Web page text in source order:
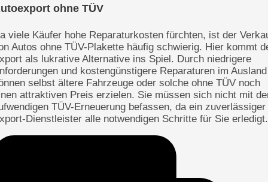
ohne TÜV
viele Käufer hohe Reparaturkosten fürchten, ist der
Autos ohne TÜV-Plakette häufig schwierig. Hier kommt
als lukrative Alternative ins Spiel. Durch niedrigere
und kostengünstigere Reparaturen im Ausland
selbst ältere Fahrzeuge oder solche ohne TÜV noch
attraktiven Preis erzielen. Sie müssen sich nicht mit
TÜV-Erneuerung befassen, da ein zuverlässiger
Dienstleister alle notwendigen Schritte für Sie erledigt.